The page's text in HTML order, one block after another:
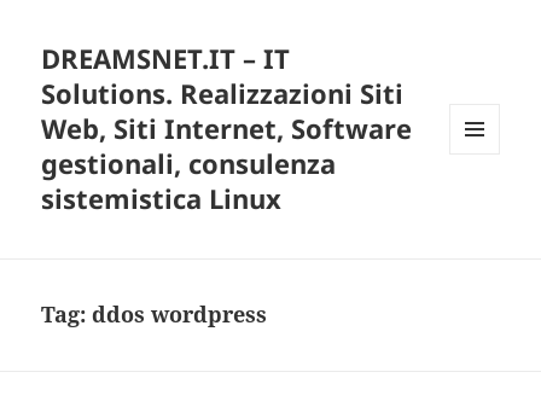
DREAMSNET.IT – IT
Solutions. Realizzazioni Siti
Web, Siti Internet, Software
gestionali, consulenza
sistemistica Linux
Tag:ddos wordpress